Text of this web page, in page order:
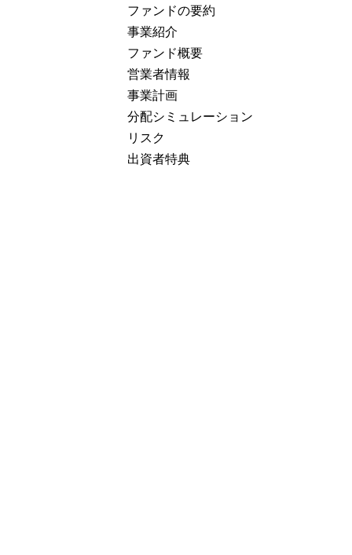
ファンドの要約
事業紹介
ファンド概要
営業者情報
事業計画
分配シミュレーション
リスク
出資者特典